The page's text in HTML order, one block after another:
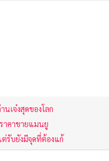
เจ๋งสุดของโลก
าคาขายแมนยู
รับยังมีจุดที่ต้องแก้